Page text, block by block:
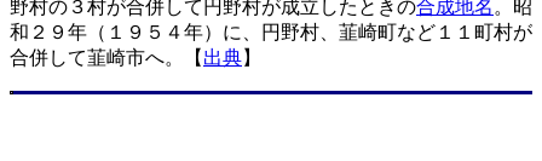
野村の３村が合併して円野村が成立したときの合成地名 。昭
和２９年（１９５４年）に、円野村、韮崎町など１１町村が
合併して韮崎市へ。【 出典】